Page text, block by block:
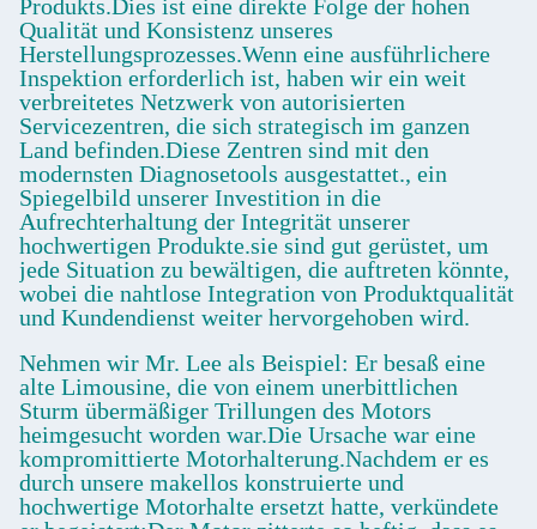
Produkts.Dies ist eine direkte Folge der hohen
Qualität und Konsistenz unseres
Herstellungsprozesses.Wenn eine ausführlichere
Inspektion erforderlich ist, haben wir ein weit
verbreitetes Netzwerk von autorisierten
Servicezentren, die sich strategisch im ganzen
Land befinden.Diese Zentren sind mit den
modernsten Diagnosetools ausgestattet., ein
Spiegelbild unserer Investition in die
Aufrechterhaltung der Integrität unserer
hochwertigen Produkte.sie sind gut gerüstet, um
jede Situation zu bewältigen, die auftreten könnte,
wobei die nahtlose Integration von Produktqualität
und Kundendienst weiter hervorgehoben wird.
Nehmen wir Mr. Lee als Beispiel: Er besaß eine
alte Limousine, die von einem unerbittlichen
Sturm übermäßiger Trillungen des Motors
heimgesucht worden war.Die Ursache war eine
kompromittierte Motorhalterung.Nachdem er es
durch unsere makellos konstruierte und
hochwertige Motorhalte ersetzt hatte, verkündete